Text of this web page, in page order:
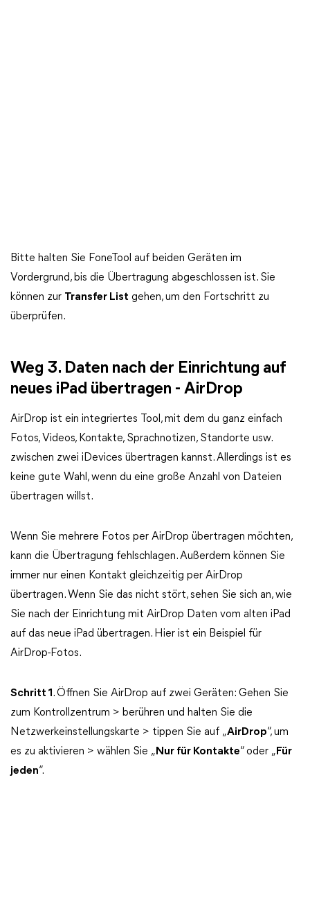
Bitte halten Sie FoneTool auf beiden Geräten im
Vordergrund, bis die Übertragung abgeschlossen ist. Sie
können zur Transfer List gehen, um den Fortschritt zu
überprüfen.
Weg 3. Daten nach der Einrichtung auf
neues iPad übertragen - AirDrop
AirDrop ist ein integriertes Tool, mit dem du ganz einfach
Fotos, Videos, Kontakte, Sprachnotizen, Standorte usw.
zwischen zwei iDevices übertragen kannst. Allerdings ist es
keine gute Wahl, wenn du eine große Anzahl von Dateien
übertragen willst.
Wenn Sie mehrere Fotos per AirDrop übertragen möchten,
kann die Übertragung fehlschlagen. Außerdem können Sie
immer nur einen Kontakt gleichzeitig per AirDrop
übertragen. Wenn Sie das nicht stört, sehen Sie sich an, wie
Sie nach der Einrichtung mit AirDrop Daten vom alten iPad
auf das neue iPad übertragen. Hier ist ein Beispiel für
AirDrop-Fotos.
Schritt 1 . Öffnen Sie AirDrop auf zwei Geräten: Gehen Sie
zum Kontrollzentrum > berühren und halten Sie die
Netzwerkeinstellungskarte > tippen Sie auf „AirDrop“, um
es zu aktivieren > wählen Sie „ Nur für Kontakte“ oder „ Für
jeden“.